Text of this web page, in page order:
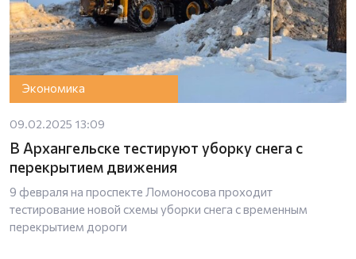
Экономика
09.02.2025 13:09
В Архангельске тестируют уборку снега с
перекрытием движения
9 февраля на проспекте Ломоносова проходит
тестирование новой схемы уборки снега с временным
перекрытием дороги